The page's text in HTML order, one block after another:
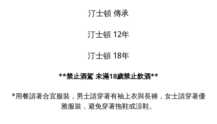
汀士頓 傳承
汀士頓 12年
汀士頓 18年
**禁止酒駕 未滿18歲禁止飲酒**
*用餐請著合宜服裝，男士請穿著有袖上衣與長褲，女士請穿著優
雅服裝，避免穿著拖鞋或涼鞋。